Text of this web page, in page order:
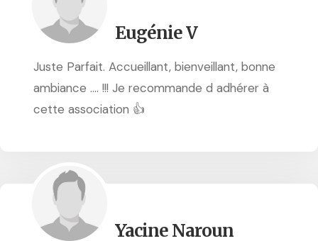
Eugénie V
Juste Parfait. Accueillant, bienveillant, bonne
ambiance .... !!! Je recommande d adhérer à
cette association 👍
Yacine Naroun